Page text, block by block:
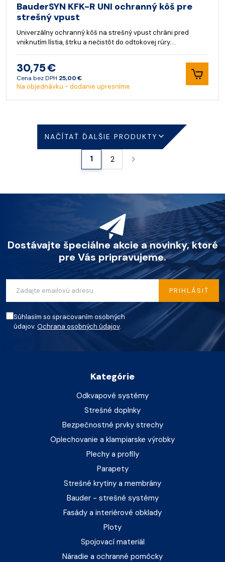
BauderSYN KFK-R UNI ochranný kôš pre
strešný vpust
Univerzálny ochranný kôš na strešný vpust chráni pred
vniknutím lístia, štrku a nečistôt do odtokovej rúry.…
30,75 €
Cena bez DPH 25,00 €
Na objednávku - dodanie upresníme
NAČÍTAŤ ĎALŠIE PRODUKTY
1 2
Dostávajte špeciálne akcie a novinky, ktoré
pre Vás pripravujeme.
Súhlasím so spracovaním osobných
údajov. Ochrana osobných údajov.
PRIHLÁSIŤ
Kategórie
Odkvapové systémy
Strešné doplnky
Bezpečnostné prvky strechy
Oplechovanie a klampiarske výrobky
Plechy a profily
Parapety
Strešné krytiny a membrány
Bauder - strešné systémy
Fasády a interiérové obklady
Ploty
Spojovací materiál
Náradie a ochranné pomôcky